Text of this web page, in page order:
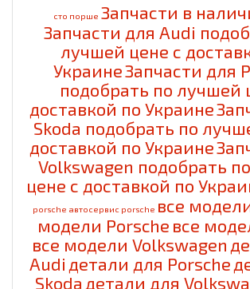
cто порше Запчасти в
Запчасти для Audi
лучшей цене с
УкраинеЗапчасти для
подобрать по лучшей
доставкой по Украине
Skoda подобрать по
доставкой по Украине
Volkswagen подобрать
цене с доставкой по
porsche автосервис porsche все
модели Porsche все
все модели Volkswagen
Audi детали для Porsche
Skoda детали для